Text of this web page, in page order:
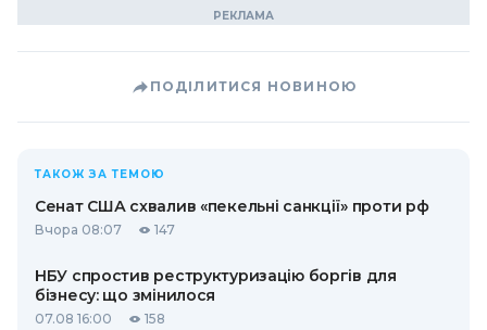
ПОДІЛИТИСЯ НОВИНОЮ
ТАКОЖ ЗА ТЕМОЮ
Сенат США схвалив «пекельні санкції» проти рф
Вчора 08:07 147
НБУ спростив реструктуризацію боргів для
бізнесу: що змінилося
07.08 16:00 158